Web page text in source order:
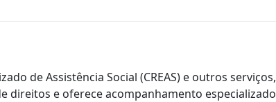
de Assistência Social (CREAS) e outros serviços,
direitos e oferece acompanhamento especializado